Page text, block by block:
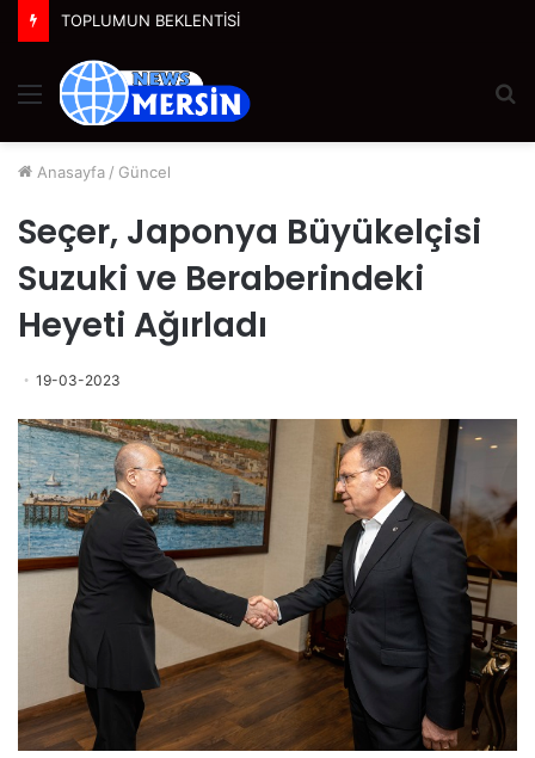
Suwen, Yeni Nesil Korseleriyle Korse Algısını Değiştiriyor
Menü
Anasayfa / Güncel
Seçer, Japonya Büyükelçisi
Suzuki ve Beraberindeki
Heyeti Ağırladı
19-03-2023